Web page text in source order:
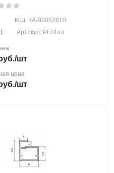
Код: КА-00052610
Артикул: PF01зл
/шт
цена
/шт